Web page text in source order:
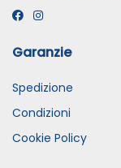
Garanzie
Spedizione
Condizioni
Cookie Policy